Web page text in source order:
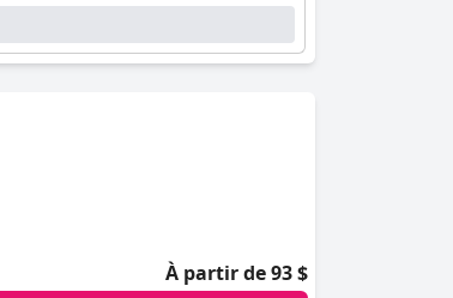
À partir de 93 $